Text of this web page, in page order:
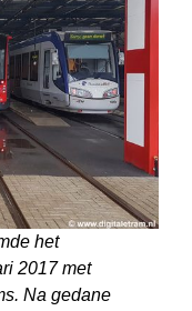
het
2017 met
Na gedane